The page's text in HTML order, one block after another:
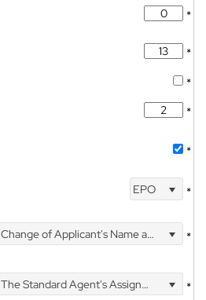
*
*
*
*
*
EPO *
Change of Applicant's Name and Address *
The Standard Agent's Assignment
*